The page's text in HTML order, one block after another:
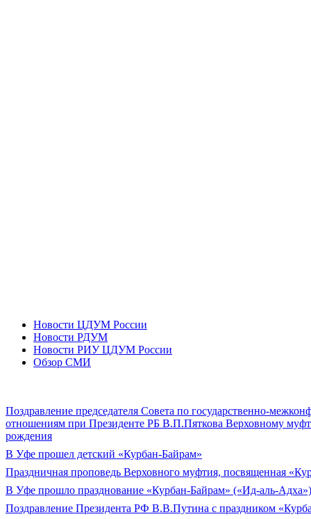
Новости ЦДУМ России
Новости РДУМ
Новости РИУ ЦДУМ России
Обзор СМИ
Поздравление председателя Совета по государственно-
отношениям при Президенте РБ В.П.Пяткова Верховному
рождения
В Уфе прошел детский «Курбан-Байрам»
Праздничная проповедь Верховного муфтия, посвященная
В Уфе прошло празднование «Курбан-Байрам» («Ид-аль-Адха»)
Поздравление Президента РФ В.В.Путина с праздником